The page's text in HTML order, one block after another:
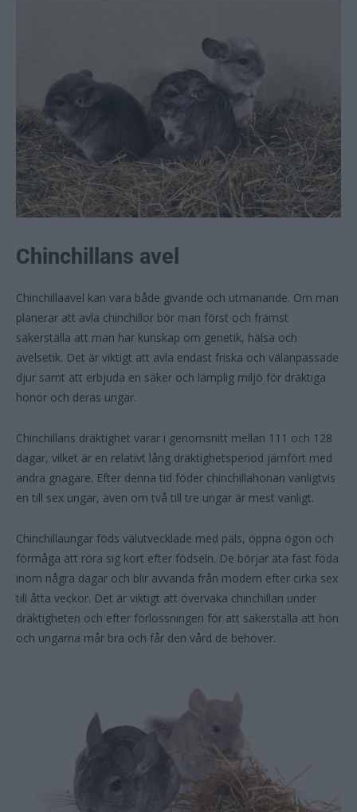
Chinchillans avel
Chinchillaavel kan vara både givande och utmanande. Om man
planerar att avla chinchillor bör man först och främst
säkerställa att man har kunskap om genetik, hälsa och
avelsetik. Det är viktigt att avla endast friska och välanpassade
djur samt att erbjuda en säker och lämplig miljö för dräktiga
honor och deras ungar.
Chinchillans dräktighet varar i genomsnitt mellan 111 och 128
dagar, vilket är en relativt lång dräktighetsperiod jämfört med
andra gnagare. Efter denna tid föder chinchillahonan vanligtvis
en till sex ungar, även om två till tre ungar är mest vanligt.
Chinchillaungar föds välutvecklade med päls, öppna ögon och
förmåga att röra sig kort efter födseln. De börjar äta fast föda
inom några dagar och blir avvanda från modern efter cirka sex
till åtta veckor. Det är viktigt att övervaka chinchillan under
dräktigheten och efter förlossningen för att säkerställa att hon
och ungarna mår bra och får den vård de behöver.